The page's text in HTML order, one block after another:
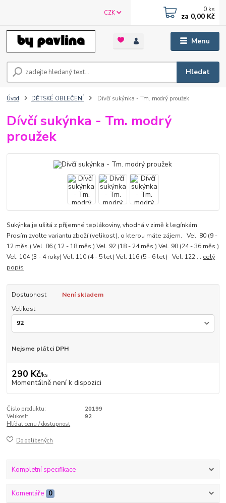
Menu
CZK
Hledat
0 ks
za 0,00 Kč
Úvod DĚTSKÉ OBLEČENÍ Dívčí sukýnka - Tm. modrý proužek
Dívčí sukýnka - Tm. modrý
proužek
Sukýnka je ušitá z příjemné teplákoviny, vhodná v zimě k legínkám.
Prosím zvolte variantu zboží (velikost), o kterou máte zájem. Vel. 80 (9 -
12 měs.) Vel. 86 ( 12 - 18 měs.) Vel. 92 (18 - 24 měs.) Vel. 98 (24 - 36 měs.)
Vel. 104 (3 - 4 roky) Vel. 110 (4 - 5 let) Vel. 116 (5 - 6 let) Vel. 122 ... celý
popis
Dostupnost
Není skladem
Velikost
Nejsme plátci DPH
290 Kč/ks
Momentálně není k dispozici
Číslo produktu:
20199
Velikost:
92
Hlídat cenu / dostupnost
Do oblíbených
Kompletní specifikace
Komentáře 0